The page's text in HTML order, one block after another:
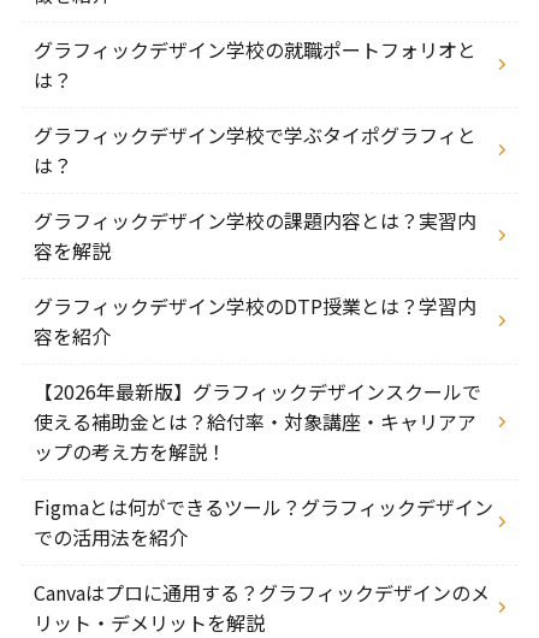
グラフィックデザイン学校の就職ポートフォリオと
は？
グラフィックデザイン学校で学ぶタイポグラフィと
は？
グラフィックデザイン学校の課題内容とは？実習内
容を解説
グラフィックデザイン学校のDTP授業とは？学習内
容を紹介
【2026年最新版】グラフィックデザインスクールで
使える補助金とは？給付率・対象講座・キャリアア
ップの考え方を解説！
Figmaとは何ができるツール？グラフィックデザイン
での活用法を紹介
Canvaはプロに通用する？グラフィックデザインのメ
リット・デメリットを解説